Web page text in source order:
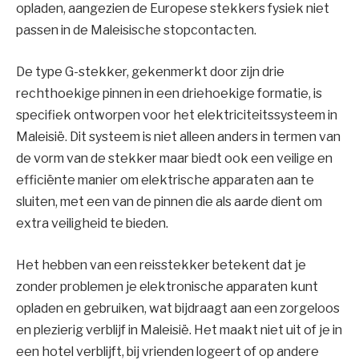
opladen, aangezien de Europese stekkers fysiek niet
passen in de Maleisische stopcontacten.
De type G-stekker, gekenmerkt door zijn drie
rechthoekige pinnen in een driehoekige formatie, is
specifiek ontworpen voor het elektriciteitssysteem in
Maleisië. Dit systeem is niet alleen anders in termen van
de vorm van de stekker maar biedt ook een veilige en
efficiënte manier om elektrische apparaten aan te
sluiten, met een van de pinnen die als aarde dient om
extra veiligheid te bieden.
Het hebben van een reisstekker betekent dat je
zonder problemen je elektronische apparaten kunt
opladen en gebruiken, wat bijdraagt aan een zorgeloos
en plezierig verblijf in Maleisië. Het maakt niet uit of je in
een hotel verblijft, bij vrienden logeert of op andere